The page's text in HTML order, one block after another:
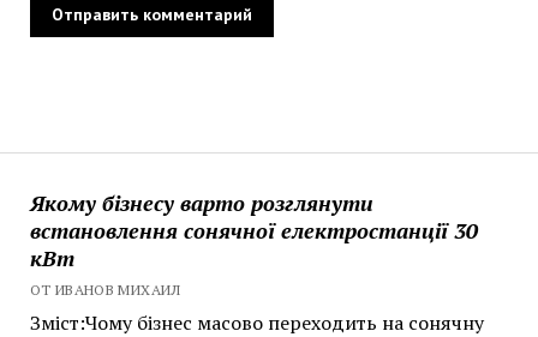
Якому бізнесу варто розглянути
встановлення сонячної електростанції 30
кВт
ОТ ИВАНОВ МИХАИЛ
Зміст:Чому бізнес масово переходить на сонячну